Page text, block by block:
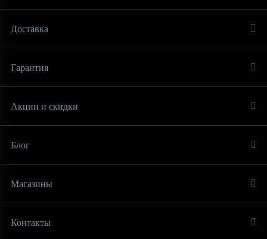
Доставка
Гарантия
Акции и скидки
Блог
Магазины
Контакты